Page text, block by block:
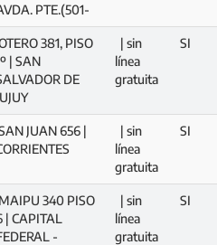
PTE.(501-
381, PISO
| SAN
DE
| sin
línea
gratuita
SI
JUAN 656 |
| sin
línea
gratuita
SI
MAIPU 340 PISO
| CAPITAL
-
| sin
línea
gratuita
SI